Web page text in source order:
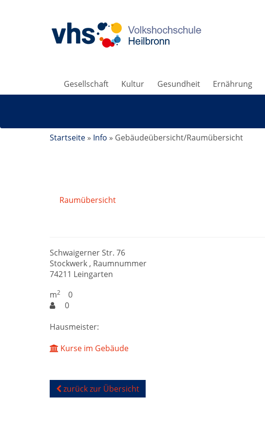
Gesellschaft Kultur Gesundheit Ernährung
Startseite » Info » Gebäudeübersicht/Raumübersicht
Raumübersicht
Schwaigerner Str. 76
Stockwerk , Raumnummer
74211 Leingarten
m2
0
0
Hausmeister:
Kurse im Gebäude
zurück zur Übersicht